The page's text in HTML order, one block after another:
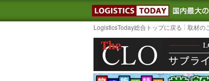
LogisticsToday総合トップに戻る 取材の